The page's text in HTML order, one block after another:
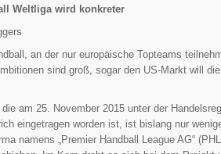
Weltliga wird konkreter
an der nur europäische Topteams
sind groß, sogar den US-Markt will die
am 25. November 2015 unter der
eingetragen worden ist, ist bislang nur
namens „Premier Handball League AG“